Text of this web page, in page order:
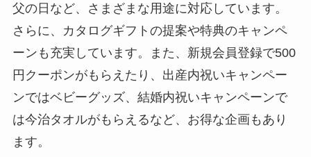
父の日など、さまざまな用途に対応しています。
さらに、カタログギフトの提案や特典のキャンペ
ーンも充実しています。また、新規会員登録で500
円クーポンがもらえたり、出産内祝いキャンペー
ンではベビーグッズ、結婚内祝いキャンペーンで
は今治タオルがもらえるなど、お得な企画もあり
ます。